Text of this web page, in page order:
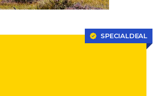
SPECIALDEAL